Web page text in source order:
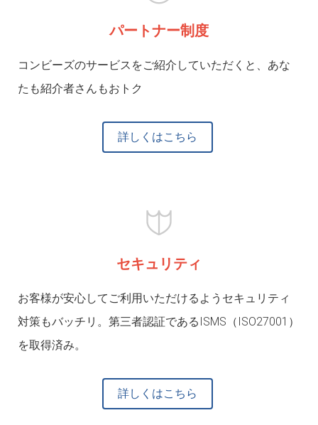
パートナー制度
コンビーズのサービスをご紹介していただくと、あな
たも紹介者さんもおトク
詳しくはこちら
セキュリティ
お客様が安心してご利用いただけるようセキュリティ
対策もバッチリ。第三者認証であるISMS（ISO27001）
を取得済み。
詳しくはこちら